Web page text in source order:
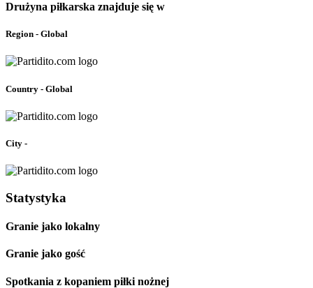
Drużyna piłkarska znajduje się w
Region - Global
Country - Global
City -
Statystyka
Granie jako lokalny
Granie jako gość
Spotkania z kopaniem piłki nożnej